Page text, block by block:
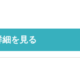
細を見る